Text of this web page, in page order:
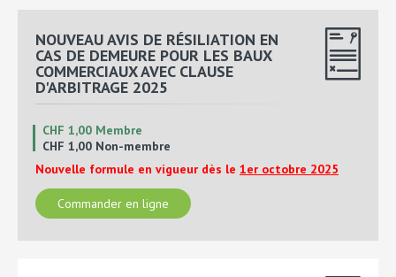
NOUVEAU AVIS DE RÉSILIATION EN
CAS DE DEMEURE POUR LES BAUX
COMMERCIAUX AVEC CLAUSE
D'ARBITRAGE 2025
CHF 1,00 Membre
CHF 1,00 Non-membre
Nouvelle formule en vigueur dès le 1er octobre 2025
Commander en ligne